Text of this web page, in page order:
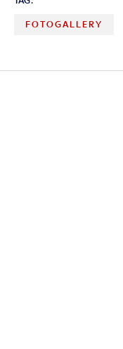
FOTOGALLERY